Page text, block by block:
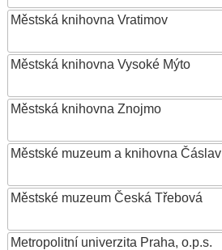
Městská knihovna Vratimov
Městská knihovna Vysoké Mýto
Městská knihovna Znojmo
Městské muzeum a knihovna Čáslav
Městské muzeum Česká Třebová
Metropolitní univerzita Praha, o.p.s.